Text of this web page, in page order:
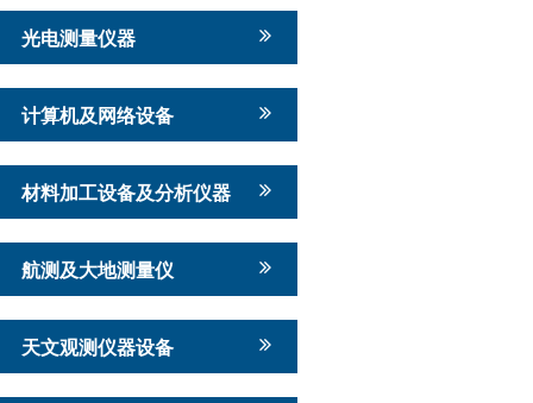
光电测量仪器
计算机及网络设备
材料加工设备及分析仪器
航测及大地测量仪
天文观测仪器设备